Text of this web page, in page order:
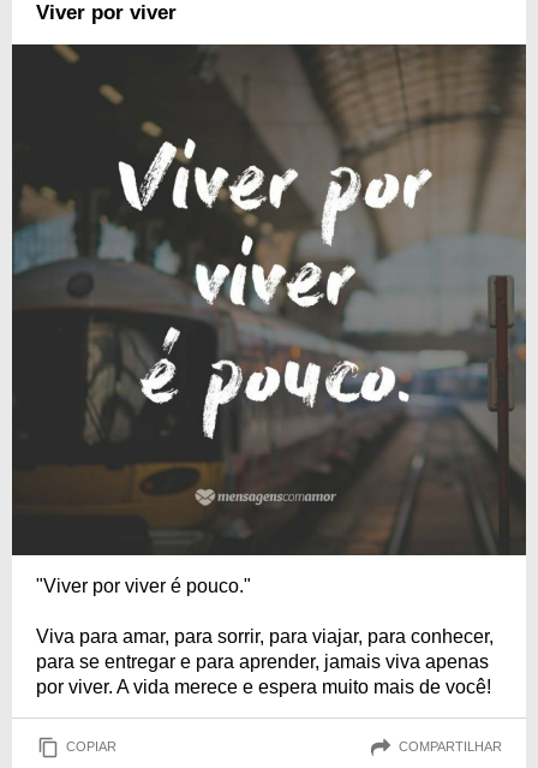
Viver por viver
"Viver por viver é pouco."
Viva para amar, para sorrir, para viajar, para conhecer,
para se entregar e para aprender, jamais viva apenas
por viver. A vida merece e espera muito mais de você!
COPIAR COMPARTILHAR